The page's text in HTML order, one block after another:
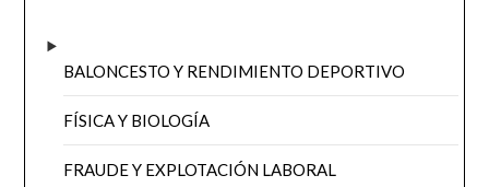
BALONCESTO Y RENDIMIENTO DEPORTIVO
FÍSICA Y BIOLOGÍA
FRAUDE Y EXPLOTACIÓN LABORAL